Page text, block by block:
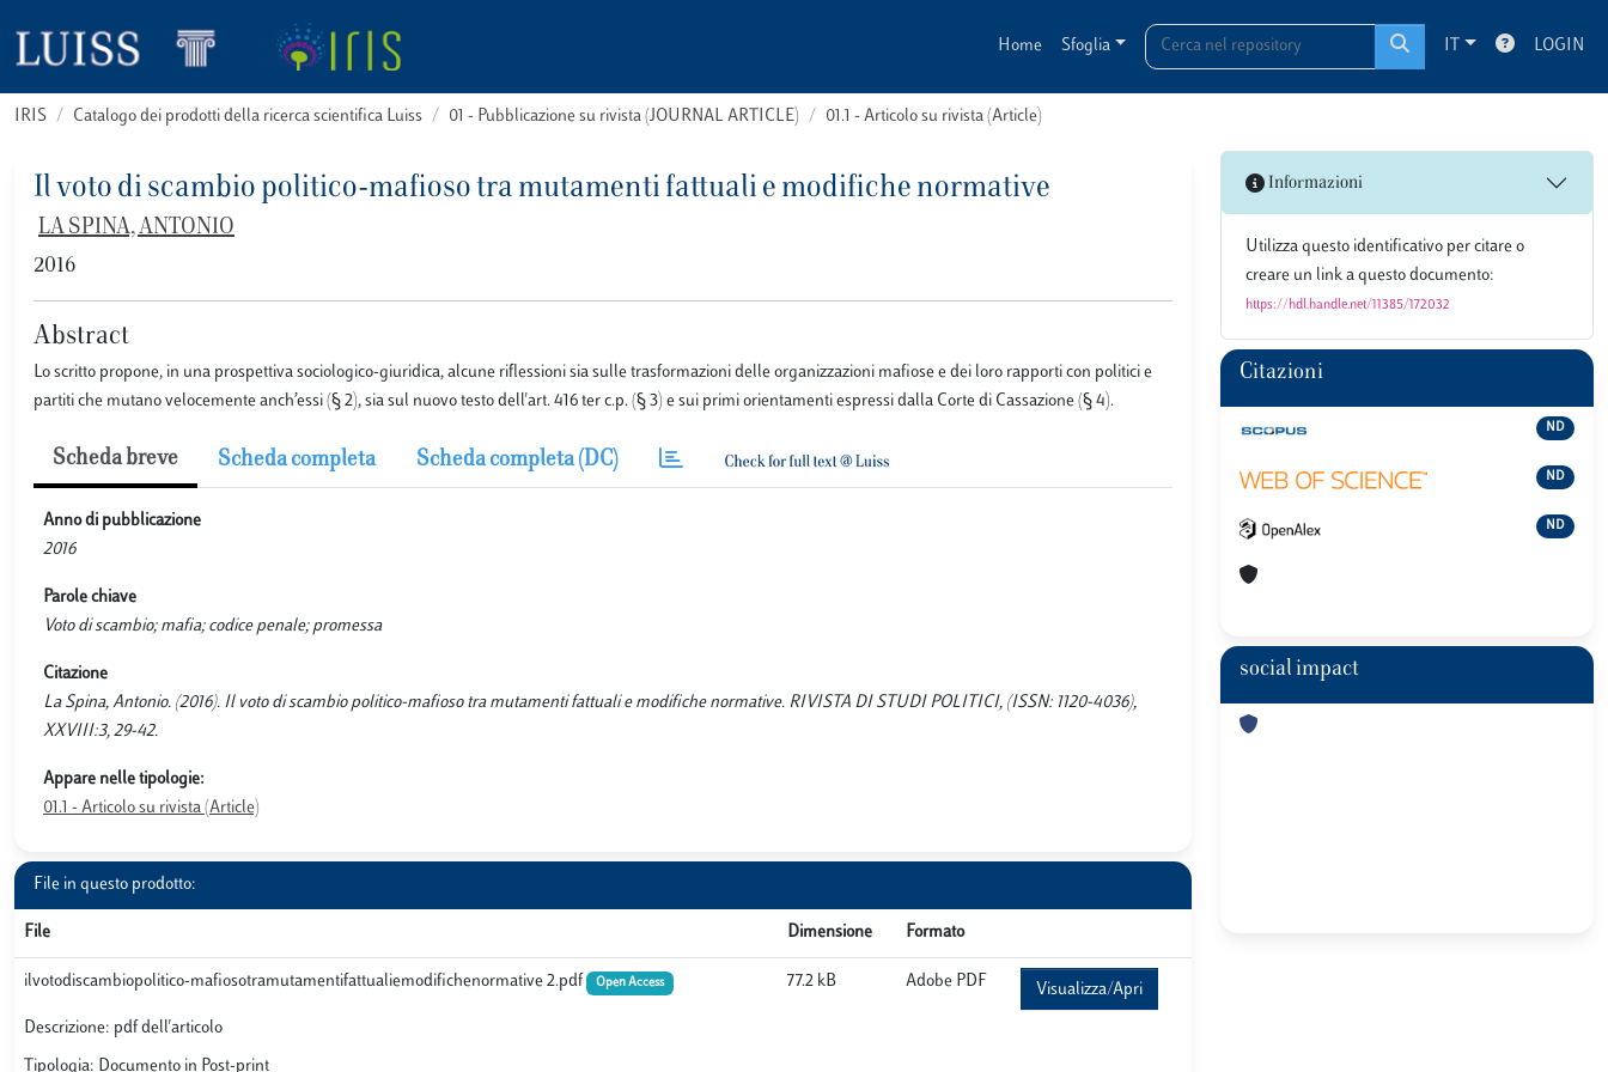
Home Sfoglia IT LOGIN
IRIS Catalogo dei prodotti della ricerca scientifica Luiss 01 - Pubblicazione su rivista (JOURNAL ARTICLE) 01.1 - Articolo su rivista (Article)
Il voto di scambio politico-mafioso tra mutamenti fattuali e modifiche normative
LA SPINA, ANTONIO
2016
Abstract
Lo scritto propone, in una prospettiva sociologico-giuridica, alcune riflessioni sia sulle trasformazioni delle organizzazioni mafiose e dei loro rapporti con politici e
partiti che mutano velocemente anch’essi (§ 2), sia sul nuovo testo dell'art. 416 ter c.p. (§ 3) e sui primi orientamenti espressi dalla Corte di Cassazione (§ 4).
Scheda breve Scheda completa Scheda completa (DC)
Anno di pubblicazione
2016
Parole chiave
Voto di scambio; mafia; codice penale; promessa
Citazione
La Spina, Antonio. (2016). Il voto di scambio politico-mafioso tra mutamenti fattuali e modifiche normative. RIVISTA DI STUDI POLITICI, (ISSN: 1120-4036),
XXVIII:3, 29-42.
Appare nelle tipologie:
01.1 - Articolo su rivista (Article)
File in questo prodotto:
File Dimensione Formato
ilvotodiscambiopolitico-mafiosotramutamentifattualiemodifichenormative 2.pdf Open Access
Descrizione: pdf dell'articolo
Tipologia: Documento in Post-print
77.2 kB Adobe PDF Visualizza/Apri
Informazioni
Utilizza questo identificativo per citare o
creare un link a questo documento:
https://hdl.handle.net/11385/172032
Citazioni
ND
ND
ND
social impact